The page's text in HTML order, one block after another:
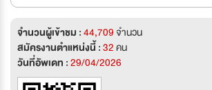
จำนวนผู้เข้าชม :44,709จำนวน
สมัครงานตำแหน่งนี้ :32คน
วันที่อัพเดท :29/04/2026